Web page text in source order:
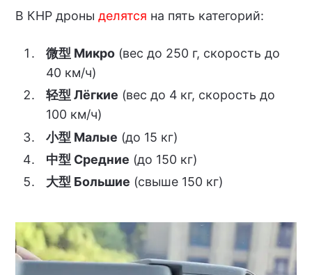
В КНР дроны делятся на пять категорий:
微型 Микро(вес до 250 г, скорость до
40 км/ч)
轻型 Лёгкие (вес до 4 кг, скорость до
100 км/ч)
小型 Малые (до 15 кг)
中型 Средние (до 150 кг)
大型 Большие (свыше 150 кг)